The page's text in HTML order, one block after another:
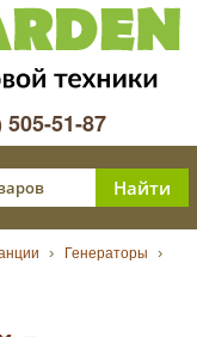
505-51-87
Генераторы